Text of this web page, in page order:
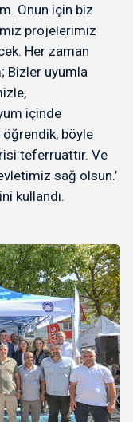
Onun için biz
projelerimiz
Her zaman
Bizler uyumla
içinde
öğrendik, böyle
teferruattır. Ve
sağ olsun.’
kullandı.